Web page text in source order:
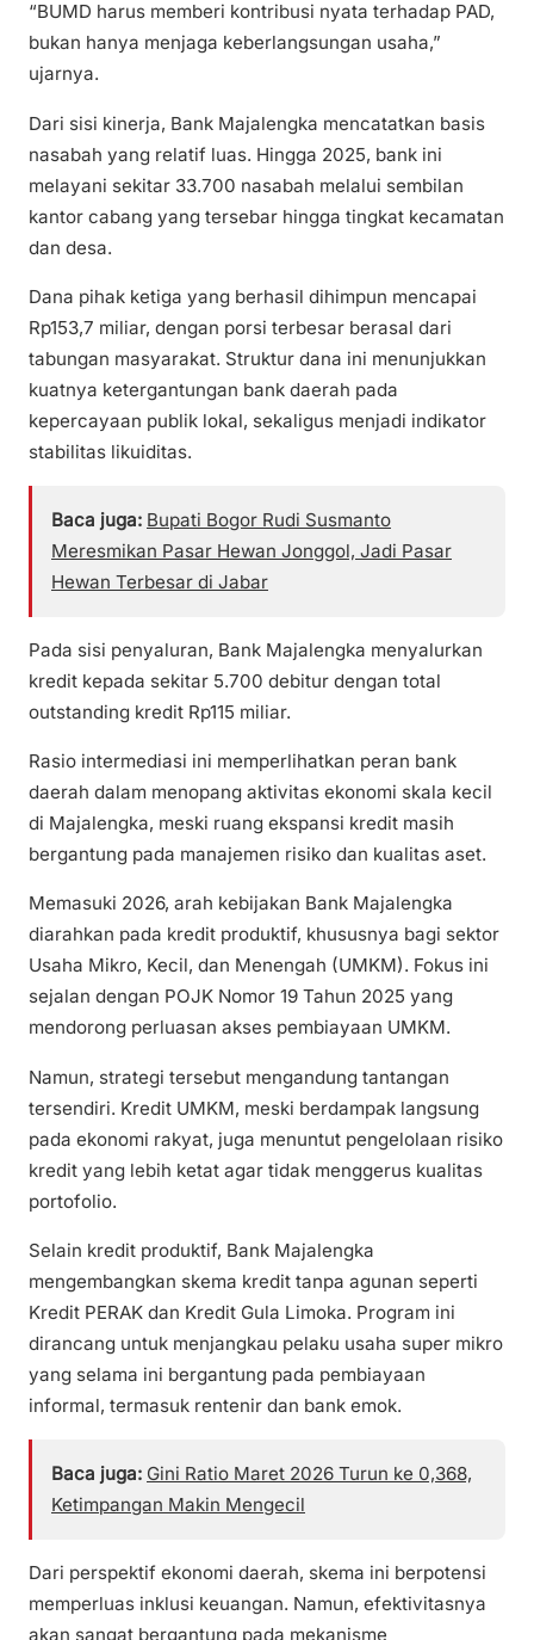
“BUMD harus memberi kontribusi nyata terhadap PAD,
bukan hanya menjaga keberlangsungan usaha,”
ujarnya.
Dari sisi kinerja, Bank Majalengka mencatatkan basis
nasabah yang relatif luas. Hingga 2025, bank ini
melayani sekitar 33.700 nasabah melalui sembilan
kantor cabang yang tersebar hingga tingkat kecamatan
dan desa.
Dana pihak ketiga yang berhasil dihimpun mencapai
Rp153,7 miliar, dengan porsi terbesar berasal dari
tabungan masyarakat. Struktur dana ini menunjukkan
kuatnya ketergantungan bank daerah pada
kepercayaan publik lokal, sekaligus menjadi indikator
stabilitas likuiditas.
Baca juga: Bupati Bogor Rudi Susmanto
Meresmikan Pasar Hewan Jonggol, Jadi Pasar
Hewan Terbesar di Jabar
Pada sisi penyaluran, Bank Majalengka menyalurkan
kredit kepada sekitar 5.700 debitur dengan total
outstanding kredit Rp115 miliar.
Rasio intermediasi ini memperlihatkan peran bank
daerah dalam menopang aktivitas ekonomi skala kecil
di Majalengka, meski ruang ekspansi kredit masih
bergantung pada manajemen risiko dan kualitas aset.
Memasuki 2026, arah kebijakan Bank Majalengka
diarahkan pada kredit produktif, khususnya bagi sektor
Usaha Mikro, Kecil, dan Menengah (UMKM). Fokus ini
sejalan dengan POJK Nomor 19 Tahun 2025 yang
mendorong perluasan akses pembiayaan UMKM.
Namun, strategi tersebut mengandung tantangan
tersendiri. Kredit UMKM, meski berdampak langsung
pada ekonomi rakyat, juga menuntut pengelolaan risiko
kredit yang lebih ketat agar tidak menggerus kualitas
portofolio.
Selain kredit produktif, Bank Majalengka
mengembangkan skema kredit tanpa agunan seperti
Kredit PERAK dan Kredit Gula Limoka. Program ini
dirancang untuk menjangkau pelaku usaha super mikro
yang selama ini bergantung pada pembiayaan
informal, termasuk rentenir dan bank emok.
Baca juga: Gini Ratio Maret 2026 Turun ke 0,368,
Ketimpangan Makin Mengecil
Dari perspektif ekonomi daerah, skema ini berpotensi
memperluas inklusi keuangan. Namun, efektivitasnya
akan sangat bergantung pada mekanisme